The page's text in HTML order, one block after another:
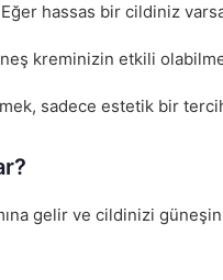
Eğer hassas bir cildiniz
kreminizin etkili
sadece estetik bir
gelir ve cildinizi